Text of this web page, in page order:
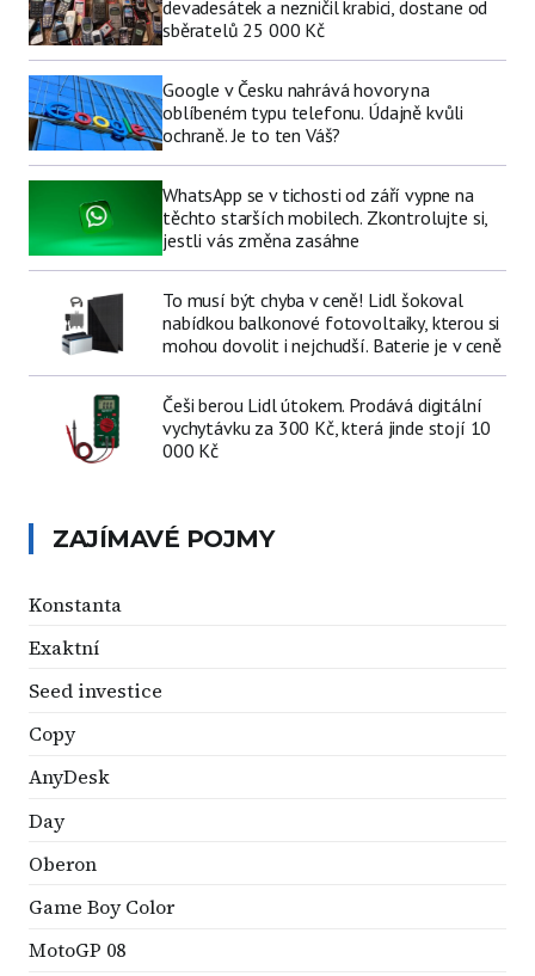
devadesátek a nezničil krabici, dostane od
sběratelů 25 000 Kč
Google v Česku nahrává hovory na
oblíbeném typu telefonu. Údajně kvůli
ochraně. Je to ten Váš?
WhatsApp se v tichosti od září vypne na
těchto starších mobilech. Zkontrolujte si,
jestli vás změna zasáhne
To musí být chyba v ceně! Lidl šokoval
nabídkou balkonové fotovoltaiky, kterou si
mohou dovolit i nejchudší. Baterie je v ceně
Češi berou Lidl útokem. Prodává digitální
vychytávku za 300 Kč, která jinde stojí 10
000 Kč
ZAJÍMAVÉ POJMY
Konstanta
Exaktní
Seed investice
Copy
AnyDesk
Day
Oberon
Game Boy Color
MotoGP 08